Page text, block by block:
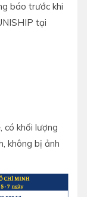
báo trước khi
tại
có khối lượng
không bị ảnh